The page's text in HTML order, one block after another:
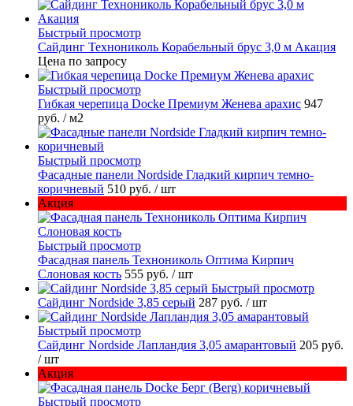
Быстрый просмотр
Сайдинг Технониколь Корабельный брус 3,0 м Акация
Цена по запросу
Быстрый просмотр
Гибкая черепица Docke Премиум Женева арахис 947
руб. / м2
Быстрый просмотр
Фасадные панели Nordside Гладкий кирпич темно-
коричневый 510 руб. / шт
Акция
Быстрый просмотр
Фасадная панель Технониколь Оптима Кирпич
Слоновая кость 555 руб. / шт
Быстрый просмотр
Сайдинг Nordside 3,85 серый 287 руб. / шт
Быстрый просмотр
Сайдинг Nordside Лапландия 3,05 амарантовый 205 руб.
/ шт
Акция
Быстрый просмотр